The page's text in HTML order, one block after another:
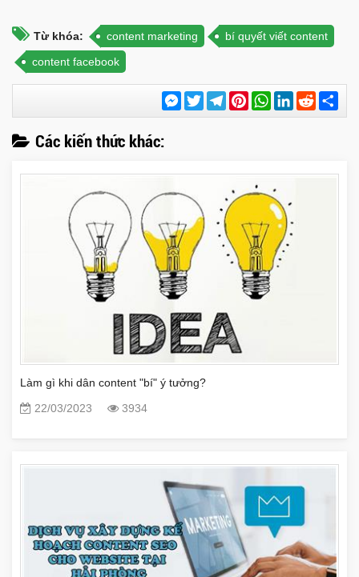
Từ khóa: content marketing
bí quyết viết content
content facebook
Messenger
TwitterTelegramPinterestWhatsApp
LinkedInReddit
Các kiến thức khác:
Làm gì khi dân content "bí" ý tưởng?
22/03/2023
3934